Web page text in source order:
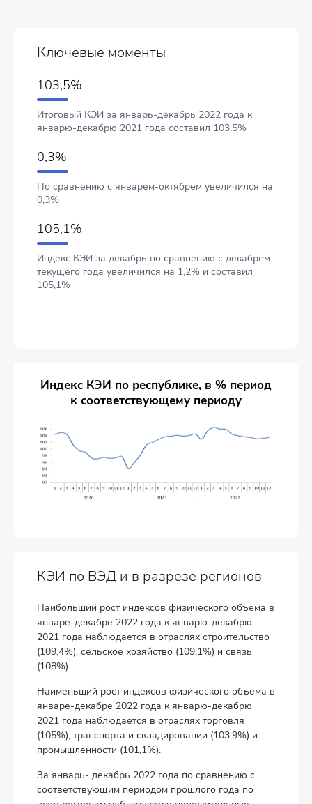
Ключевые моменты
103,5%
Итоговый КЭИ за январь-декабрь 2022 года к
январю-декабрю 2021 года составил 103,5%
0,3%
По сравнению с январем-октябрем увеличился на
0,3%
105,1%
Индекс КЭИ за декабрь по сравнению с декабрем
текущего года увеличился на 1,2% и составил
105,1%
Индекс КЭИ по республике, в % период
к соответствующему периоду
КЭИ по ВЭД и в разрезе регионов
Наибольший рост индексов физического объема в
январе-декабре 2022 года к январю-декабрю
2021 года наблюдается в отраслях строительство
(109,4%), сельское хозяйство (109,1%) и связь
(108%).
Наименьший рост индексов физического объема в
январе-декабре 2022 года к январю-декабрю
2021 года наблюдается в отраслях торговля
(105%), транспорта и складировании (103,9%) и
промышленности (101,1%).
За январь- декабрь 2022 года по сравнению с
соответствующим периодом прошлого года по